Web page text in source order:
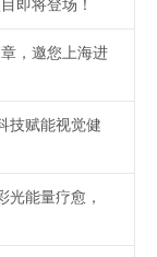
即将登场！
，邀您上海进
技赋能视觉健
能量疗愈，